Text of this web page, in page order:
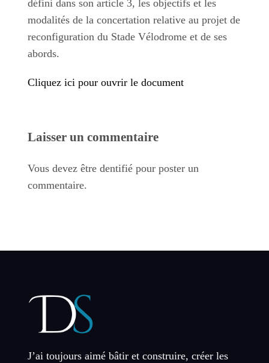
défini dans son article 3, les objectifs et les
modalités de la concertation relative au projet de
reconfiguration du Stade Vélodrome et de ses
abords.
Cliquez ici pour ouvrir le document
Laisser un commentaire
Vous devez être dentifié pour poster un
commentaire.
J’ai toujours aimé bâtir et construire, créer les